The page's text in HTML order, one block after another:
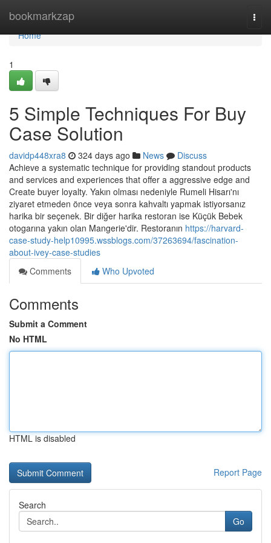
bookmarkzap
Home
Home
1
5 Simple Techniques For Buy
Case Solution
davidp448xra8 324 days ago News
Discuss
Achieve a systematic technique for providing standout products
and services and experiences that offer a aggressive edge and
Create buyer loyalty. Yakın olması nedeniyle Rumeli Hisarı'nı
ziyaret etmeden önce veya sonra kahvaltı yapmak istiyorsanız
harika bir seçenek. Bir diğer harika restoran ise Küçük Bebek
otogarına yakın olan Mangerie'dir. Restoranın https://harvard-
case-study-help10995.wssblogs.com/37263694/fascination-
about-ivey-case-studies
Comments
Who Upvoted
Comments
Submit a Comment
No HTML
HTML is disabled
Report Page
Search
Go